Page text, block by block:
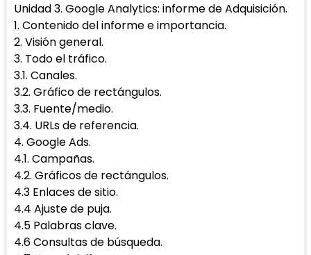
Unidad 3. Google Analytics: informe de Adquisición.
1. Contenido del informe e importancia.
2. Visión general.
3. Todo el tráfico.
3.1. Canales.
3.2. Gráfico de rectángulos.
3.3. Fuente/medio.
3.4. URLs de referencia.
4. Google Ads.
4.1. Campañas.
4.2. Gráficos de rectángulos.
4.3 Enlaces de sitio.
4.4 Ajuste de puja.
4.5 Palabras clave.
4.6 Consultas de búsqueda.